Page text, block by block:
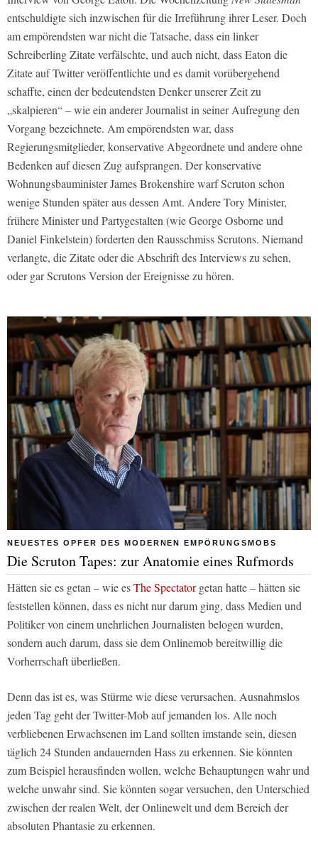
entschuldigte sich inzwischen für die Irreführung ihrer Leser. Doch
am empörendsten war nicht die Tatsache, dass ein linker
Schreiberling Zitate verfälschte, und auch nicht, dass Eaton die
Zitate auf Twitter veröffentlichte und es damit vorübergehend
schaffte, einen der bedeutendsten Denker unserer Zeit zu
„skalpieren“ – wie ein anderer Journalist in seiner Aufregung den
Vorgang bezeichnete. Am empörendsten war, dass
Regierungsmitglieder, konservative Abgeordnete und andere ohne
Bedenken auf diesen Zug aufsprangen. Der konservative
Wohnungsbauminister James Brokenshire warf Scruton schon
wenige Stunden später aus dessen Amt. Andere Tory Minister,
frühere Minister und Partygestalten (wie George Osborne und
Daniel Finkelstein) forderten den Rausschmiss Scrutons. Niemand
verlangte, die Zitate oder die Abschrift des Interviews zu sehen,
oder gar Scrutons Version der Ereignisse zu hören.
NEUESTES OPFER DES MODERNEN EMPÖRUNGSMOBS
Die Scruton Tapes: zur Anatomie eines Rufmords
Hätten sie es getan – wie esThe Spectatorgetan hatte – hätten sie
feststellen können, dass es nicht nur darum ging, dass Medien und
Politiker von einem unehrlichen Journalisten belogen wurden,
sondern auch darum, dass sie dem Onlinemob bereitwillig die
Vorherrschaft überließen.
Denn das ist es, was Stürme wie diese verursachen. Ausnahmslos
jeden Tag geht der Twitter-Mob auf jemanden los. Alle noch
verbliebenen Erwachsenen im Land sollten imstande sein, diesen
täglich 24 Stunden andauernden Hass zu erkennen. Sie könnten
zum Beispiel herausfinden wollen, welche Behauptungen wahr und
welche unwahr sind. Sie könnten sogar versuchen, den Unterschied
zwischen der realen Welt, der Onlinewelt und dem Bereich der
absoluten Phantasie zu erkennen.